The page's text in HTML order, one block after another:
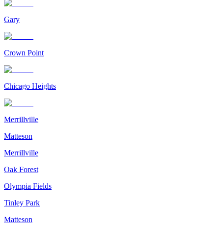
Gary
Crown Point
Chicago Heights
Merrillville
Matteson
Merrillville
Oak Forest
Olympia Fields
Tinley Park
Matteson